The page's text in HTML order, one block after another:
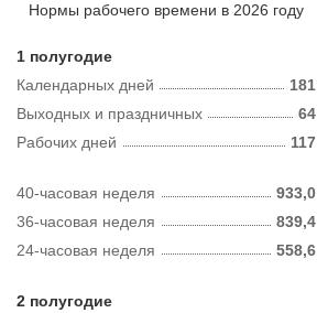
Нормы рабочего времени в 2026 году
1 полугодие
Календарных дней
181
Рабочих дней 117
Выходных и праздничных 64
40-часовая неделя
933,0
36-часовая неделя
839,4
24-часовая неделя
558,6
2 полугодие